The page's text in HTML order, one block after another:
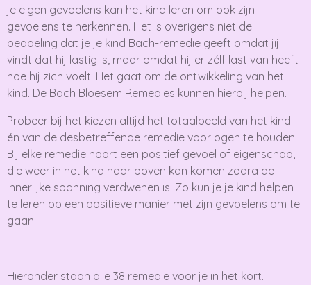
je eigen gevoelens kan het kind leren om ook zijn
gevoelens te herkennen. Het is overigens niet de
bedoeling dat je je kind Bach-remedie geeft omdat jij
vindt dat hij lastig is, maar omdat hij er zélf last van heeft
hoe hij zich voelt. Het gaat om de ontwikkeling van het
kind. De Bach Bloesem Remedies kunnen hierbij helpen.
Probeer bij het kiezen altijd het totaalbeeld van het kind
én van de desbetreffende remedie voor ogen te houden.
Bij elke remedie hoort een positief gevoel of eigenschap,
die weer in het kind naar boven kan komen zodra de
innerlijke spanning verdwenen is. Zo kun je je kind helpen
te leren op een positieve manier met zijn gevoelens om te
gaan.
Hieronder staan alle 38 remedie voor je in het kort.